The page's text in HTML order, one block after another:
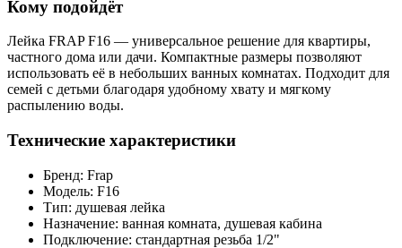
Кому подойдёт
Лейка FRAP F16 — универсальное решение для квартиры,
частного дома или дачи. Компактные размеры позволяют
использовать её в небольших ванных комнатах. Подходит для
семей с детьми благодаря удобному хвату и мягкому
распылению воды.
Технические характеристики
Бренд: Frap
Модель: F16
Тип: душевая лейка
Назначение: ванная комната, душевая кабина
Подключение: стандартная резьба 1/2"